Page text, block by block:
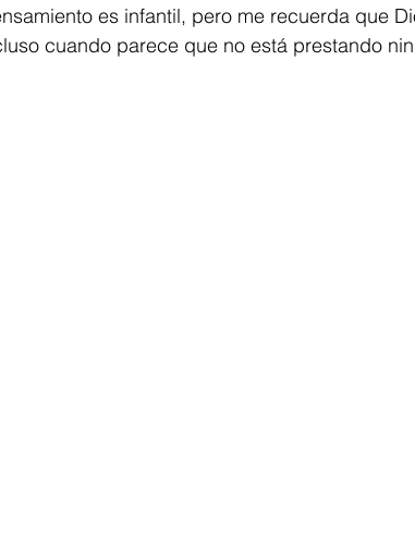
es infantil, pero me recuerda que
cuando parece que no está prestando